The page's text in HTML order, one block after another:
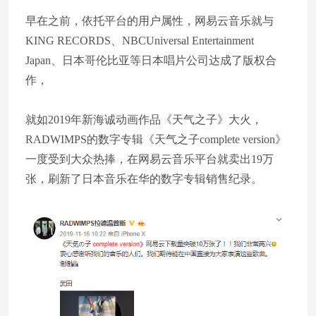
早在之前，依托平台的用户属性，网易云音乐就与
KING RECORDS、NBCUniversal Entertainment
Japan、日本哥伦比亚等日本唱片公司达成了版权合
作，
就如2019年新海诚动画作品《天气之子》大火，
RADWIMPS的数字专辑《天气之子complete version》
一度受到大众热捧，在网易云音乐平台就卖出19万
张，刷新了日本音乐在华的数字专辑销售纪录。